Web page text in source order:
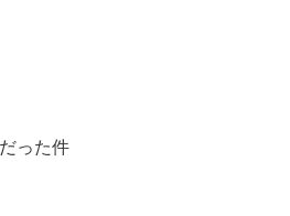
った件